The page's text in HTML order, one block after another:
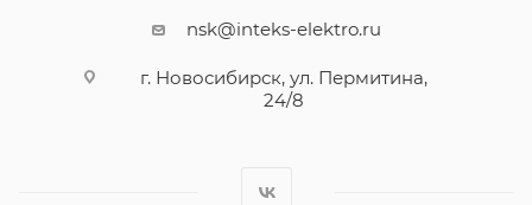
nsk@inteks-elektro.ru
г. Новосибирск, ул. Пермитина,
24/8